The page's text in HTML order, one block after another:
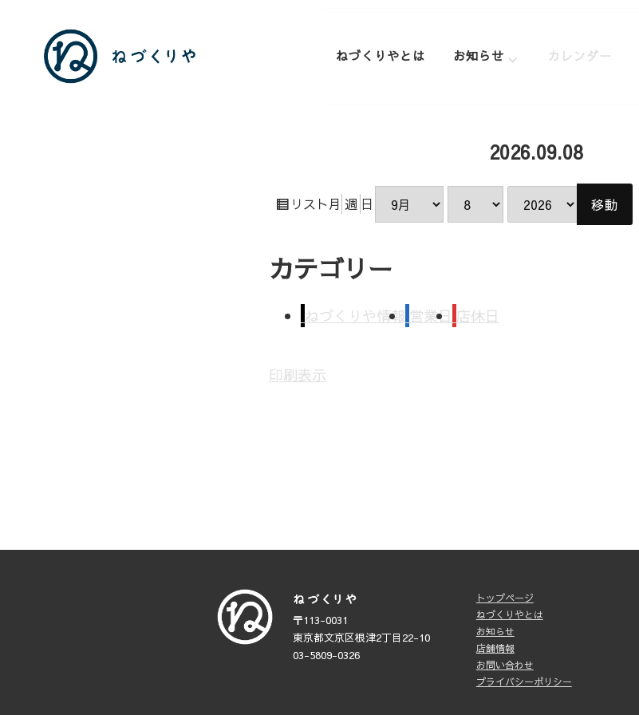
ねづくりやとは お知らせ カレンダー
2026.09.08
リスト 表
月 週 日
カテゴリー
ねづくりや情報 営業日 店休日
印刷表示
〒113-0031
東京都文京区根津2丁目22-10
03-5809-0326
トップページ
ねづくりやとは
お知らせ
店舗情報
お問い合わせ
プライバシーポリシー